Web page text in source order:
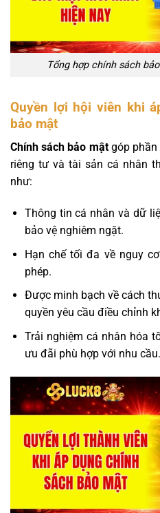
Tổng hợp chính sách
Quyền lợi hội viên khi
bảo mật
Chính sách bảo mậtgóp phần
riêng tư và tài sản cá nhân
như:
Thông tin cá nhân và dữ
bảo vệ nghiêm ngặt.
Hạn chế tối đa về nguy
phép.
Được minh bạch về cách
quyền yêu cầu điều chỉnh
Trải nghiệm cá nhân hóa
ưu đãi phù hợp với nhu cầu.